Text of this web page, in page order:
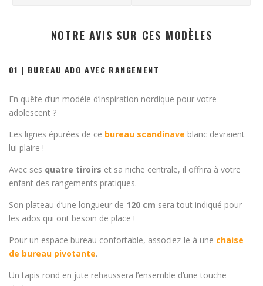
NOTRE AVIS SUR CES MODÈLES
01 | BUREAU ADO AVEC RANGEMENT
En quête d’un modèle d’inspiration nordique pour votre
adolescent ?
Les lignes épurées de ce bureau scandinave blanc devraient
lui plaire !
Avec ses quatre tiroirs et sa niche centrale, il offrira à votre
enfant des rangements pratiques.
Son plateau d’une longueur de 120 cm sera tout indiqué pour
les ados qui ont besoin de place !
Pour un espace bureau confortable, associez-le à une chaise
de bureau pivotante.
Un tapis rond en jute rehaussera l’ensemble d’une touche